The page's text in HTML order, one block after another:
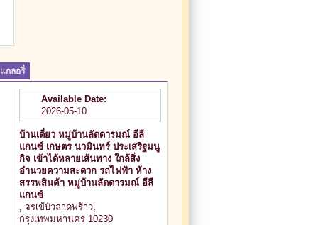
แกลอรี่
Available Date:
2026-05-10
บ้านเดี่ยว หมู่บ้านลัดดารมณ์ อีลี
แกนซ์ เกษตร นวมินทร์ ประเสริฐมนู
กิจ เข้าได้หลายเส้นทาง ใกล้สิ่ง
อำนวยความสะดวก รถไฟฟ้า ห้าง
สรรพสินค้า หมู่บ้านลัดดารมณ์ อีลี
แกนซ์
, จรเข้บัวลาดพร้าว,
กรุงเทพมหานคร 10230